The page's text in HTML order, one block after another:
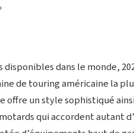
dans le monde,
de touring américaine la
offre un style sophistiqué
qui accordent autant